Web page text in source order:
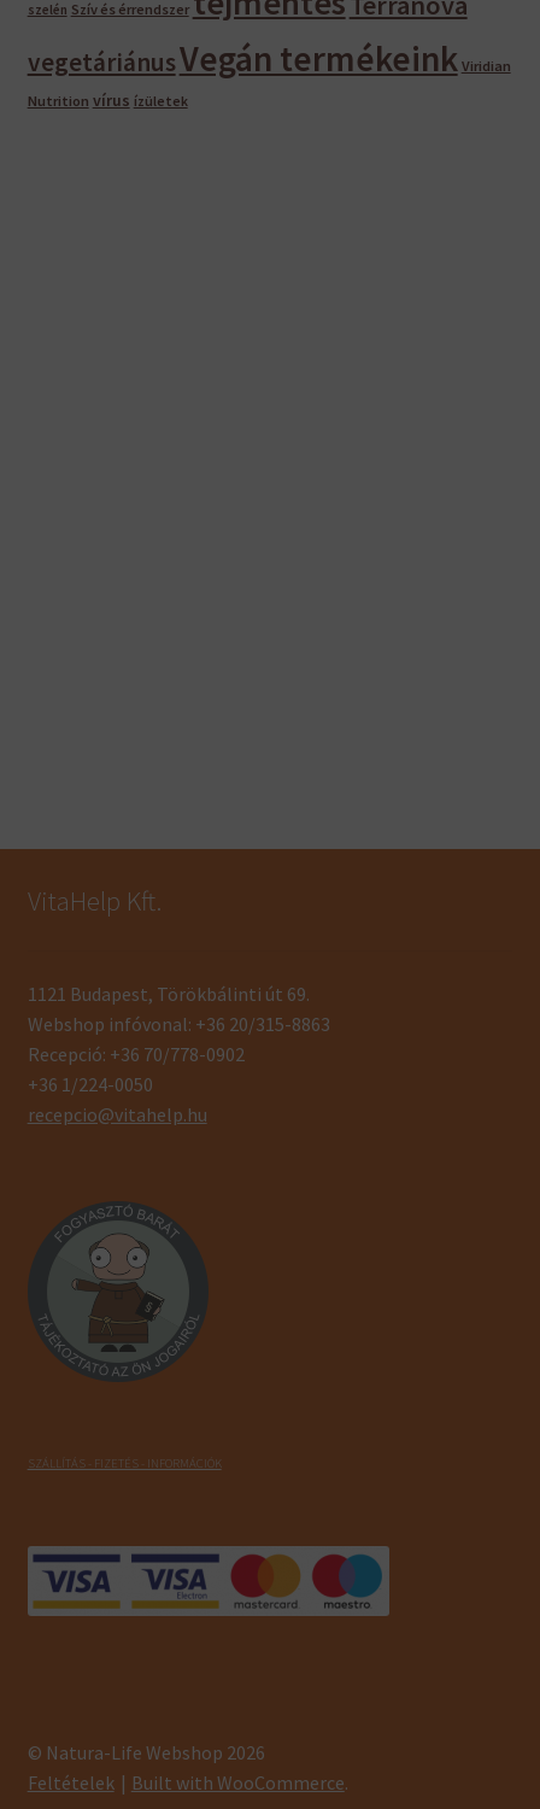
szelén Szív és érrendszer
vegetáriánusVegán termékeink Viridian
Nutrition vírus ízületek
VitaHelp Kft.
1121 Budapest, Törökbálinti út 69.
Webshop infóvonal: +36 20/315-8863
Recepció: +36 70/778-0902
+36 1/224-0050
recepcio@vitahelp.hu
SZÁLLÍTÁS - FIZETÉS - INFORMÁCIÓK
© Natura-Life Webshop 2026
Feltételek
Built with WooCommerce.